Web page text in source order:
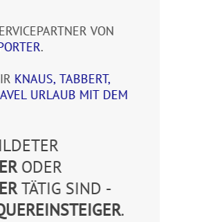
VON
.
KNAUS, TABBERT,
URLAUB MIT DEM
ODER
TÄTIG SIND -
.